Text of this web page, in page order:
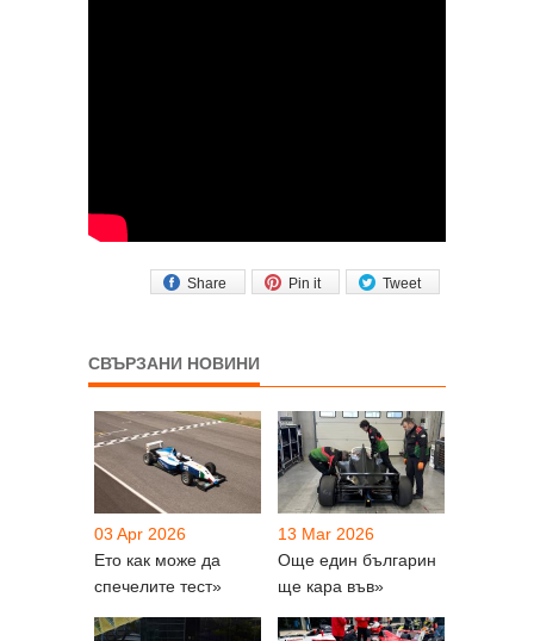
Tweet
Pin it
Share
СВЪРЗАНИ НОВИНИ
03 Apr 2026
Ето как може да
спечелите тест»
13 Mar 2026
Още един българин
ще кара във»